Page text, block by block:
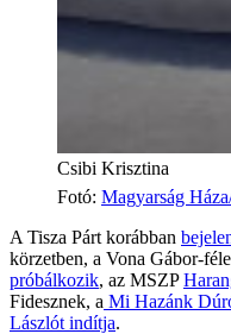
Csibi Krisztina
Fotó: Magyarság
A Tisza Párt korábban
körzetben, a Vona Gábor-
próbálkozik, az MSZP
Fidesznek, a Mi Hazánk
Lászlót indítja.